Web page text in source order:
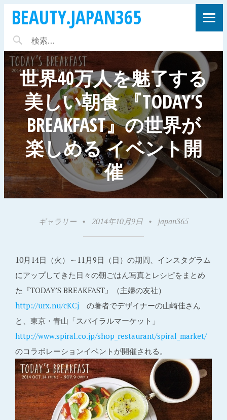
BEAUTY.JAPAN365
世界40万人を魅了する
美しい朝食 『TODAY’S
BREAKFAST』の世界が
楽しめる イベント開
催
ギャラリー • 2014年10月9日 • japan365
10月14日（火）～11月9日（日）の期間、インスタグラム
にアップしてきた日々の朝ごはん写真とレシピをまとめ
た『TODAY’S BREAKFAST』（主婦の友社）
http://urx.nu/cKCjの著者でデザイナーの山崎佳さん
と、東京・青山「スパイラルマーケット」
http://www.spiral.co.jp/shop_restaurant/spiral_market/
のコラボレーションイベントが開催される。